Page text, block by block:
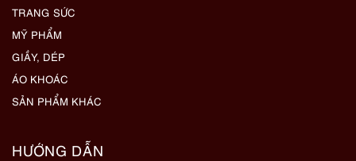
TRANG SỨC
MỸ PHẨM
GIẦY, DÉP
ÁO KHOÁC
SẢN PHẨM KHÁC
HƯỚNG DẪN